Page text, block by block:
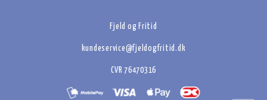
Fjeld og Fritid
kundeservice@fjeldogfritid.dk
CVR 76470316